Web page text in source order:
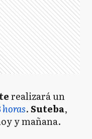
realizará un
horas.Suteba,
y mañana.